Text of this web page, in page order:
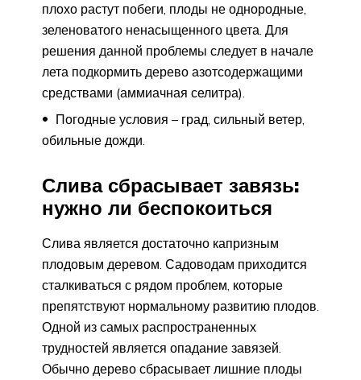
плохо растут побеги, плоды не однородные,
зеленоватого ненасыщенного цвета. Для
решения данной проблемы следует в начале
лета подкормить дерево азотсодержащими
средствами (аммиачная селитра).
Погодные условия – град, сильный ветер,
обильные дожди.
Слива сбрасывает завязь:
нужно ли беспокоиться
Слива является достаточно капризным
плодовым деревом. Садоводам приходится
сталкиваться с рядом проблем, которые
препятствуют нормальному развитию плодов.
Одной из самых распространенных
трудностей является опадание завязей.
Обычно дерево сбрасывает лишние плоды